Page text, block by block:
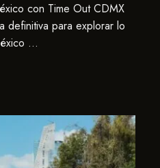
con Time Out CDMX
definitiva para explorar lo
…